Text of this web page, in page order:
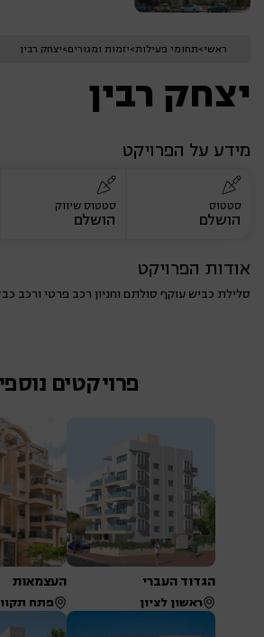
ראשי>תחומי פעילות>יזמות ומגורים>יצחק רבין
יצחק רבין
מידע על הפרויקט
סטטוס
הושלם
סטטוס שיווק
הושלם
אודות הפרויקט
סלילת כביש עוקף סולתם וחניון רכב פרטי ורכב
פרויקטים
הגדוד העברי
ראשון לציון
העצמאות
פתח